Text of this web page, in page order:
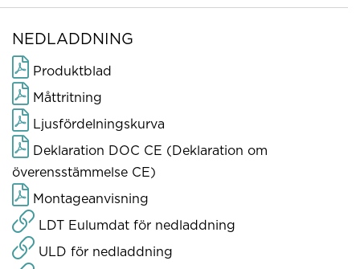
NEDLADDNING
Produktblad
Måttritning
Ljusfördelningskurva
Deklaration DOC CE (Deklaration om
överensstämmelse CE)
Montageanvisning
LDT Eulumdat för nedladdning
ULD för nedladdning